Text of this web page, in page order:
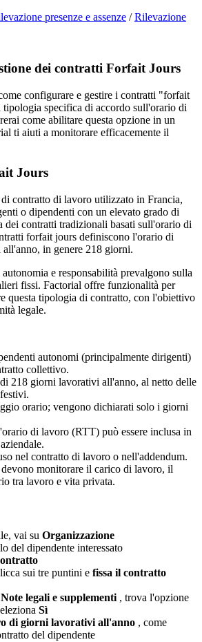
presenze e assenze / Rilevazione
dei contratti Forfait Jours
configurare e gestire i contratti "forfait
tipologia specifica di accordo sull'orario di
come abilitare questa opzione in un
ti aiuti a monitorare efficacemente il
Jours
di contratto di lavoro utilizzato in Francia,
o dipendenti con un elevato grado di
dei contratti tradizionali basati sull'orario di
forfait jours definiscono l'orario di
all'anno, in genere 218 giorni.
autonomia e responsabilità prevalgono sulla
fissi. Factorial offre funzionalità per
questa tipologia di contratto, con l'obiettivo
à legale.
autonomi (principalmente dirigenti)
collettivo.
di 218 giorni lavorativi all'anno, al netto delle
festivi.
orario; vengono dichiarati solo i giorni
'orario di lavoro (RTT) può essere inclusa in
aziendale.
nel contratto di lavoro o nell'addendum.
devono monitorare il carico di lavoro, il
tra lavoro e vita privata.
, vai su Organizzazione
del dipendente interessato
sui tre puntini e fissa il contratto
Note legali e supplementi , trova l'opzione
Sì
di giorni lavorativi all'anno , come
del dipendente